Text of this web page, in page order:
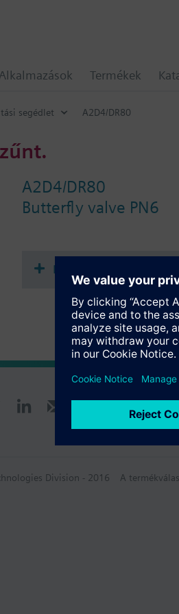
Alkalmazások Termékek
segédlet A2D4/DR80
A2D4/DR80
Butterfly valve PN6
Dokumentumok
Division - 2016 A